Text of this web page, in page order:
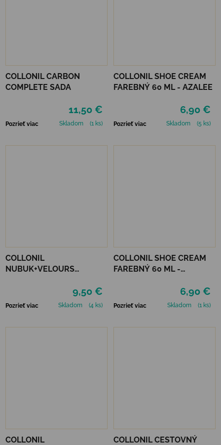
COLLONIL CARBON
COMPLETE SADA
11,50 €
Pozrieť viac Skladom (1 ks)
COLLONIL SHOE CREAM
FAREBNÝ 60 ML - AZALEE
6,90 €
Pozrieť viac Skladom (5 ks)
COLLONIL
NUBUK+VELOURS
9,50 €
Pozrieť viac Skladom (4 ks)
COLLONIL SHOE CREAM
FAREBNÝ 60 ML -
6,90 €
Pozrieť viac Skladom (1 ks)
COLLONIL
COLLONIL CESTOVNÝ